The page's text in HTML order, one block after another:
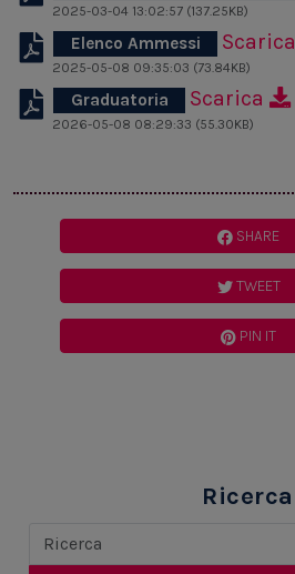
2025-03-04 13:02:57 (137.25KB)
Elenco Ammessi Scarica
2025-05-08 09:35:03 (73.84KB)
Graduatoria Scarica
2026-05-08 08:29:33 (55.30KB)
SHARE
TWEET
PIN IT
Ricerca